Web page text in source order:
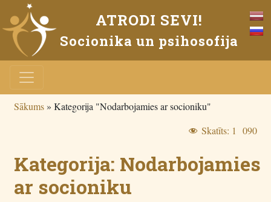
ATRODI SEVI!
Socionika un psihosofija
Sākums» Kategorija "Nodarbojamies ar socioniku"
Skatīts: 1 090
Kategorija: Nodarbojamies
ar socioniku